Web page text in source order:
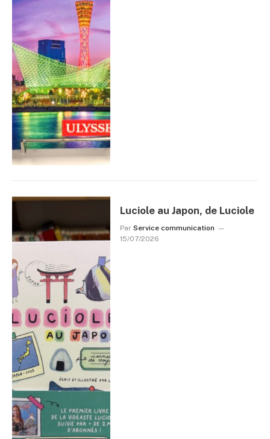
Luciole au Japon, de Luciole
Par Service communication
15/07/2026